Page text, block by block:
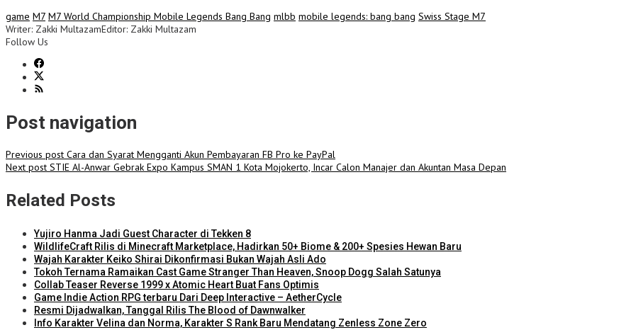
game M7 M7 World Championship Mobile Legends Bang Bang mlbb mobile legends: bang bang Swiss Stage M7
Writer: Zakki MultazamEditor: Zakki Multazam
Follow Us
Post navigation
Previous post Cara dan Syarat Mengganti Akun Pembayaran FB Pro ke PayPal
Next post STIE Al-Anwar Gebrak Expo Kampus SMAN 1 Kota Mojokerto, Incar Calon Manajer dan Akuntan Masa Depan
Related Posts
Yujiro Hanma Jadi Guest Character di Tekken 8
WildlifeCraft Rilis di Minecraft Marketplace, Hadirkan 50+ Biome & 200+ Spesies Hewan Baru
Wajah Karakter Keiko Shirai Dikonfirmasi Bukan Wajah Asli Ado
Tokoh Ternama Ramaikan Cast Game Stranger Than Heaven, Snoop Dogg Salah Satunya
Collab Teaser Reverse 1999 x Atomic Heart Buat Fans Optimis
Game Indie Action RPG terbaru Dari Deep Interactive – AetherCycle
Resmi Dijadwalkan, Tanggal Rilis The Blood of Dawnwalker
Info Karakter Velina dan Norma, Karakter S Rank Baru Mendatang Zenless Zone Zero